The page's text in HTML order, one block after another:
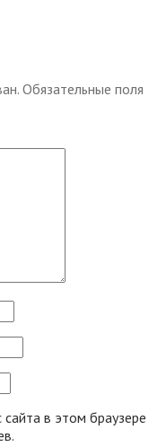
Обязательные поля
в этом браузере